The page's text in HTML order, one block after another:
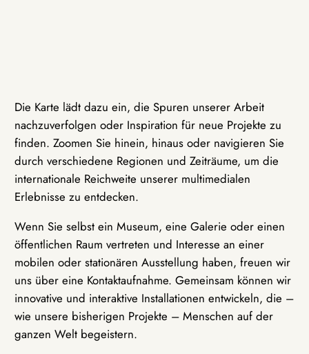
Die Karte lädt dazu ein, die Spuren unserer Arbeit
nachzuverfolgen oder Inspiration für neue Projekte zu
finden. Zoomen Sie hinein, hinaus oder navigieren Sie
durch verschiedene Regionen und Zeiträume, um die
internationale Reichweite unserer multimedialen
Erlebnisse zu entdecken.
Wenn Sie selbst ein Museum, eine Galerie oder einen
öffentlichen Raum vertreten und Interesse an einer
mobilen oder stationären Ausstellung haben, freuen wir
uns über eine Kontaktaufnahme. Gemeinsam können wir
innovative und interaktive Installationen entwickeln, die –
wie unsere bisherigen Projekte – Menschen auf der
ganzen Welt begeistern.